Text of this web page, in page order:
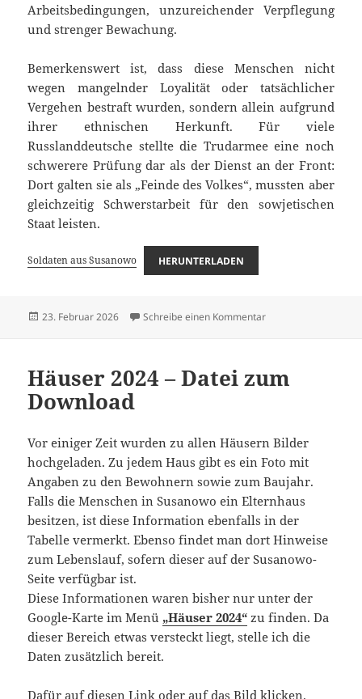
Arbeitsbedingungen, unzureichender Verpflegung
und strenger Bewachung.
Bemerkenswert ist, dass diese Menschen nicht
wegen mangelnder Loyalität oder tatsächlicher
Vergehen bestraft wurden, sondern allein aufgrund
ihrer ethnischen Herkunft. Für viele
Russlanddeutsche stellte die Trudarmee eine noch
schwerere Prüfung dar als der Dienst an der Front:
Dort galten sie als „Feinde des Volkes“, mussten aber
gleichzeitig Schwerstarbeit für den sowjetischen
Staat leisten.
Soldaten aus Susanowo HERUNTERLADEN
Veröffentlicht
23. Februar 2026 Schreibe einen Kommentarzu Soldaten aus
Häuser 2024 – Datei zum
Download
Vor einiger Zeit wurden zu allen Häusern Bilder
hochgeladen. Zu jedem Haus gibt es ein Foto mit
Angaben zu den Bewohnern sowie zum Baujahr.
Falls die Menschen in Susanowo ein Elternhaus
besitzen, ist diese Information ebenfalls in der
Tabelle vermerkt. Ebenso findet man dort Hinweise
zum Lebenslauf, sofern dieser auf der Susanowo-
Seite verfügbar ist.
Diese Informationen waren bisher nur unter der
Google-Karte im Menü „Häuser 2024“ zu finden. Da
dieser Bereich etwas versteckt liegt, stelle ich die
Daten zusätzlich bereit.
Dafür auf diesen Link oder auf das Bild klicken.